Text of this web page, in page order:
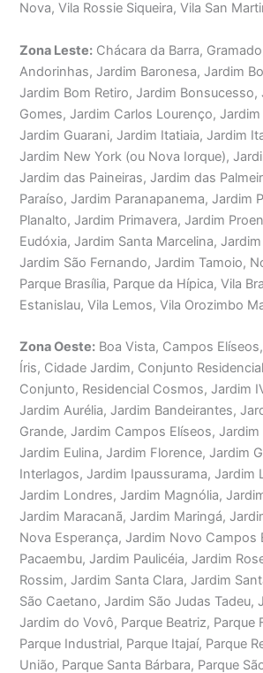
Nova, Vila Rossie Siqueira, Vila San
Zona Leste: Chácara da Barra,
Andorinhas, Jardim Baronesa, Jardim
Jardim Bom Retiro, Jardim Bonsucesso,
Gomes, Jardim Carlos Lourenço,
Jardim Guarani, Jardim Itatiaia, Jardim
Jardim New York (ou Nova Iorque),
Jardim das Paineiras, Jardim das
Paraíso, Jardim Paranapanema, Jardim
Planalto, Jardim Primavera, Jardim
Eudóxia, Jardim Santa Marcelina,
Jardim São Fernando, Jardim Tamoio,
Parque Brasília, Parque da Hípica, Vila
Estanislau, Vila Lemos, Vila Orozimbo
Zona Oeste: Boa Vista, Campos
Íris, Cidade Jardim, Conjunto
Conjunto, Residencial Cosmos, Jardim
Jardim Aurélia, Jardim Bandeirantes,
Grande, Jardim Campos Elíseos,
Jardim Eulina, Jardim Florence, Jardim
Interlagos, Jardim Ipaussurama, Jardim
Jardim Londres, Jardim Magnólia,
Jardim Maracanã, Jardim Maringá,
Nova Esperança, Jardim Novo Campos
Pacaembu, Jardim Paulicéia, Jardim
Rossim, Jardim Santa Clara, Jardim
São Caetano, Jardim São Judas Tadeu,
Jardim do Vovô, Parque Beatriz, Parque
Parque Industrial, Parque Itajaí, Parque
União, Parque Santa Bárbara, Parque